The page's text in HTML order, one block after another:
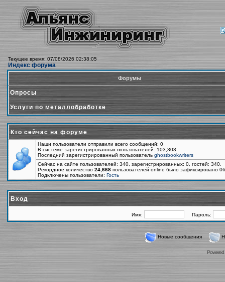
Текущее время: 07/08/2026 02:38:05
Индекс форума
Форумы
Опросы
Услуги по металлобработке
Кто сейчас на форуме
Наши пользователи отправили всего сообщений: 0
В системе зарегистрированных пользователей: 103,303
Последний зарегистрированный пользователь ghostbookwriters
Сейчас на сайте пользователей: 340, зарегистрированных: 0, гостей:
Рекордное количество 24,668 пользователей online было зафиксировано
Подключены пользователи: Гость
Вход
Имя: Пароль:
Новые сообщения